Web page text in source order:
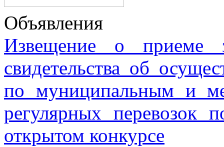
Объявления
Извещение о приеме
свидетельства об
по муниципальным и
регулярных перевозок
открытом конкурсе